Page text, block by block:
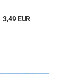
3,49 EUR